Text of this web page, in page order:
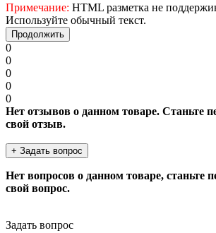
Примечание: HTML разметка не
Используйте обычный текст.
Продолжить
0
0
0
0
0
Нет отзывов о данном товаре. Станьте
свой отзыв.
+ Задать вопрос
Нет вопросов о данном товаре, станьте
свой вопрос.
Задать вопрос